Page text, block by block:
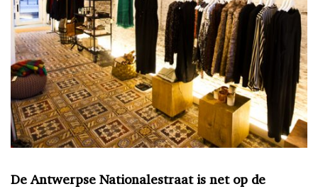
De Antwerpse Nationalestraat is net op de